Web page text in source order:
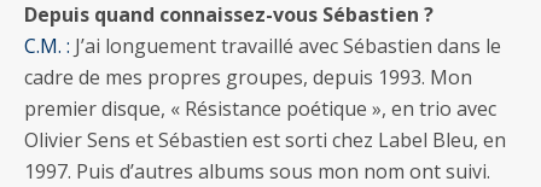
Depuis quand connaissez-vous Sébastien ?
C.M. : J’ai longuement travaillé avec Sébastien dans le
cadre de mes propres groupes, depuis 1993. Mon
premier disque, « Résistance poétique », en trio avec
Olivier Sens et Sébastien est sorti chez Label Bleu, en
1997. Puis d’autres albums sous mon nom ont suivi.